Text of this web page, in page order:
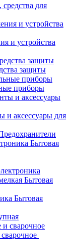
для
и устройства
защиты
приборы
и аксессуары для
Бытовая
Бытовая
Бытовая